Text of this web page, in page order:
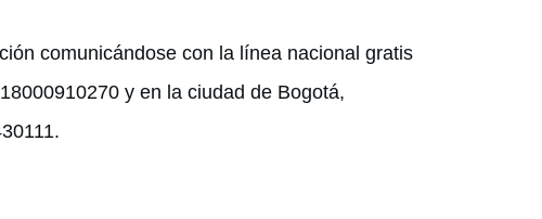
comunicándose con la línea nacional gratis
y en la ciudad de Bogotá,